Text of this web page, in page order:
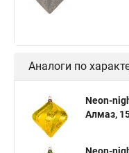
Аналоги по
Neon-
Алмаз,